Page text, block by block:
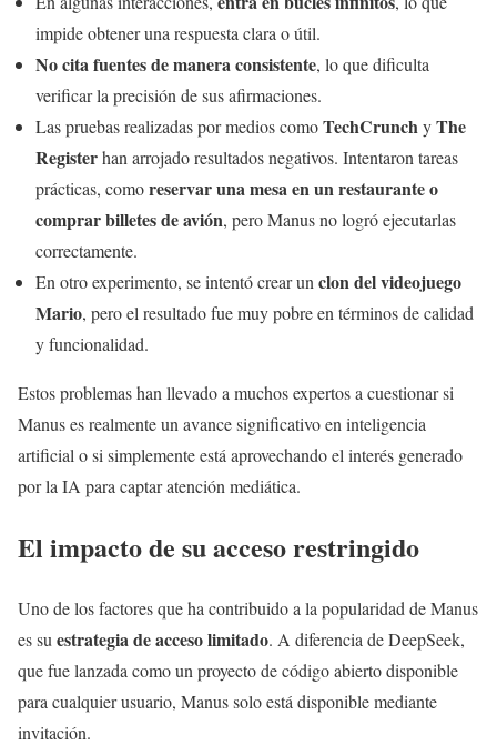
impide obtener una respuesta clara o útil.
No cita fuentes de manera consistente, lo que dificulta
verificar la precisión de sus afirmaciones.
Las pruebas realizadas por medios comoTechCrunchyThe
Registerhan arrojado resultados negativos. Intentaron tareas
prácticas, comoreservar una mesa en un restaurante o
comprar billetes de avión, pero Manus no logró ejecutarlas
correctamente.
En otro experimento, se intentó crear un clon del videojuego
Mario, pero el resultado fue muy pobre en términos de calidad
y funcionalidad.
Estos problemas han llevado a muchos expertos a cuestionar si
Manus es realmente un avance significativo en inteligencia
artificial o si simplemente está aprovechando el interés generado
por la IA para captar atención mediática.
El impacto de su acceso restringido
Uno de los factores que ha contribuido a la popularidad de Manus
es su estrategia de acceso limitado. A diferencia de DeepSeek,
que fue lanzada como un proyecto de código abierto disponible
para cualquier usuario, Manus solo está disponible mediante
invitación.